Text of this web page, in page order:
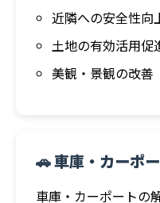
近隣への安全性向
土地の有効活用促
美観・景観の改善
🚗 車庫・カーポ
車庫・カーポートの